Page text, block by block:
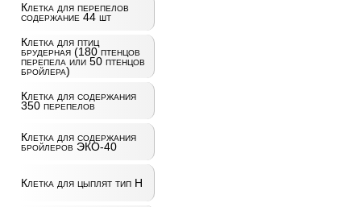
Клетка для перепелов
содержание 44 шт
Клетка для птиц
брудерная (180 птенцов
перепела или 50 птенцов
бройлера)
Клетка для содержания
350 перепелов
Клетка для содержания
бройлеров ЭКО-40
Клетка для цыплят тип Н